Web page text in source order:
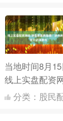
当地时间8月
线上实盘配资
通往真诚和平
分类： 股民